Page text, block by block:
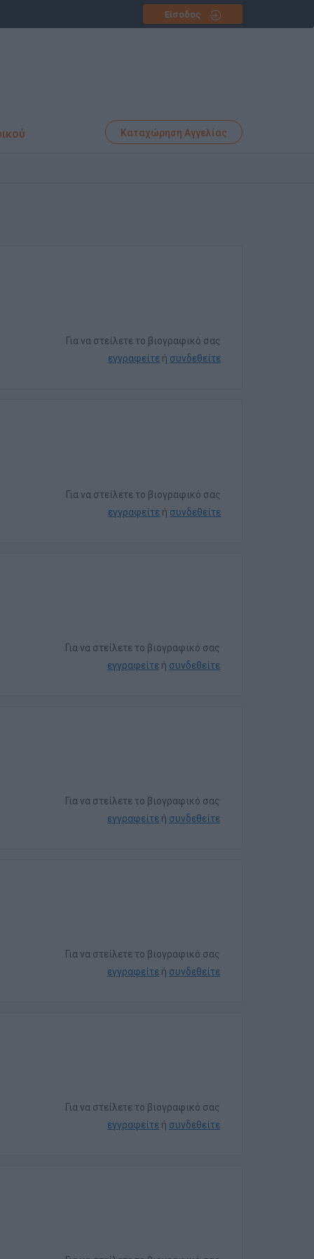
Είσοδος
Καταχώρηση Αγγελίας
Για να στείλετε το βιογραφικό σας
εγγραφείτε ή συνδεθείτε
Για να στείλετε το βιογραφικό σας
εγγραφείτε ή συνδεθείτε
Για να στείλετε το βιογραφικό σας
εγγραφείτε ή συνδεθείτε
Για να στείλετε το βιογραφικό σας
εγγραφείτε ή συνδεθείτε
Για να στείλετε το βιογραφικό σας
εγγραφείτε ή συνδεθείτε
Για να στείλετε το βιογραφικό σας
εγγραφείτε ή συνδεθείτε